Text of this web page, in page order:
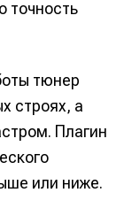
точность
тюнер
строях, а
Плагин
или ниже.